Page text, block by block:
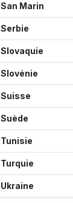
San Marin
Serbie
Slovaquie
Slovénie
Suisse
Suède
Tunisie
Turquie
Ukraine